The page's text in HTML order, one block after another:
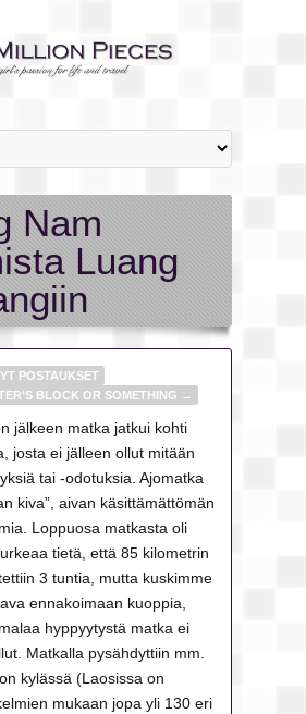
Nam
Luang
POSTAUKSET
BLOCK OR SOMETHING →
jälkeen matka jatkui kohti
josta ei jälleen ollut mitään
tai -odotuksia. Ajomatka
kiva”, aivan käsittämättömän
Loppuosa matkasta oli
tietä, että 85 kilometrin
3 tuntia, mutta kuskimme
ennakoimaan kuoppia,
hyppyytystä matka ei
Matkalla pysähdyttiin mm.
kylässä (Laosissa on
mukaan jopa yli 130 eri